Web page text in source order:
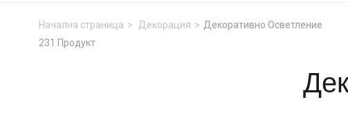
Начална страница Декорация
Декоративно Осветление
231 Продукт